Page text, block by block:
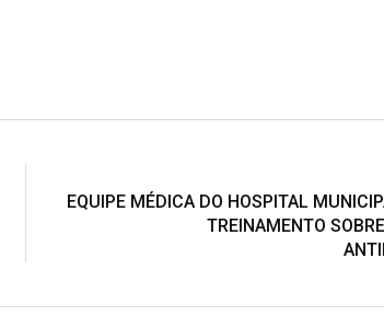
EQUIPE MÉDICA DO HOSPITAL
TREINAMENTO